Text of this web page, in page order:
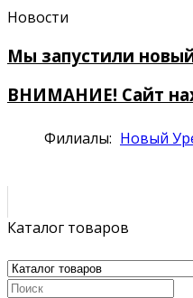
Новости
Мы запустили
ВНИМАНИЕ! Сайт
Филиалы: Новый
Каталог товаров